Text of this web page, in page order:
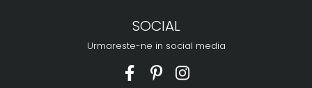
SOCIAL
Urmareste-ne in social media